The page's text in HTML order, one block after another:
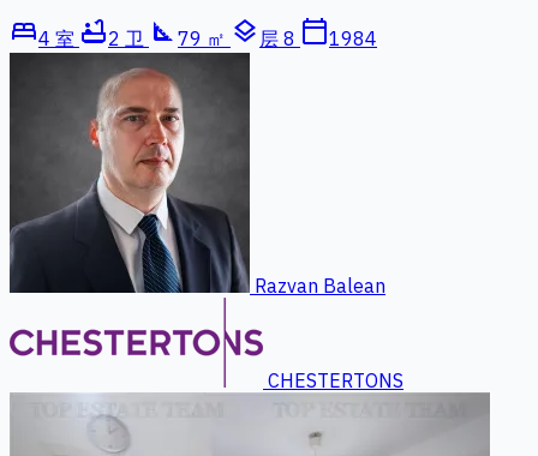
bed4 室 bathtub2 卫 square_foot 79 ㎡ layers 层 8 calendar_today1984
Razvan Balean
CHESTERTONS